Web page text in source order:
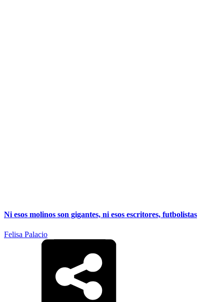
Ni esos molinos son gigantes, ni esos escritores, futbolistas
Felisa Palacio